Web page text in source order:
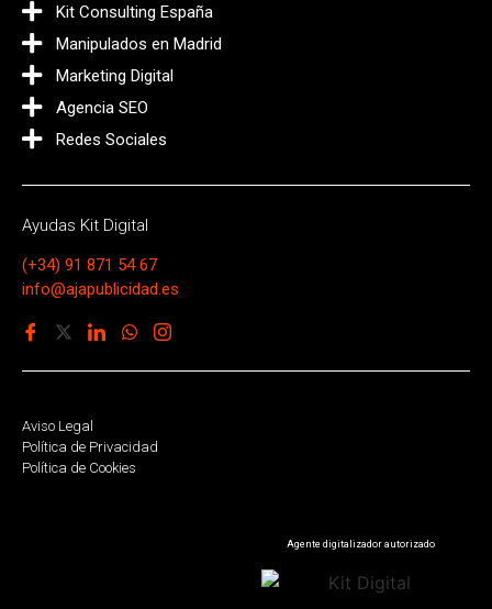
Kit Consulting España
Manipulados en Madrid
Marketing Digital
Agencia SEO
Redes Sociales
Ayudas Kit Digital
(+34) 91 871 54 67
info@ajapublicidad.es
Aviso Legal
Política de Privacidad
Política de Cookies
Agente digitalizador autorizado